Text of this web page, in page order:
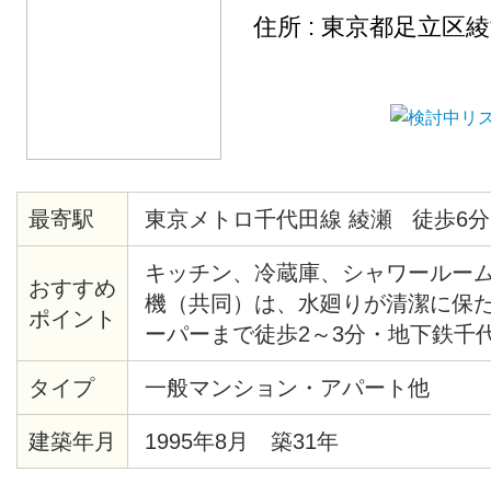
住所 : 東京都足立区
最寄駅 東京メトロ千代田線 綾瀬 徒歩6
おすすめ
ポイント
キッチン、冷蔵庫、シャワールー
機（共同）は、水廻りが清潔に保
ーパーまで徒歩2～3分・地下鉄千
新御茶ノ水まで18分、綾瀬駅東口
橋まではJR乗り換え一駅で綾瀬か
ノ水からも歩けます。 201号室は
ャワールーム、ベランダに近いで
タイプ 一般マンション・アパート他
建築年月 1995年8月 築31年